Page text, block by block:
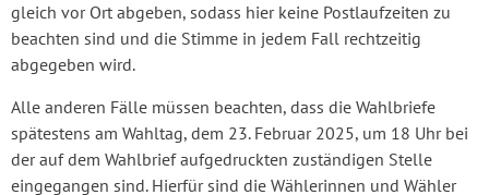
gleich vor Ort abgeben, sodass hier keine Postlaufzeiten zu
beachten sind und die Stimme in jedem Fall rechtzeitig
abgegeben wird.
Alle anderen Fälle müssen beachten, dass die Wahlbriefe
spätestens am Wahltag, dem 23. Februar 2025, um 18 Uhr bei
der auf dem Wahlbrief aufgedruckten zuständigen Stelle
eingegangen sind. Hierfür sind die Wählerinnen und Wähler